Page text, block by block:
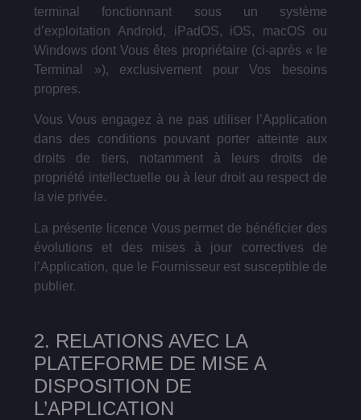
terminal fonctionnant sous un système
d’exploitation Android, iPadOS, iOS, macOS ou
Windows dont Vous êtes propriétaire (ci-après « le
Terminal »), exclusivement pour Vos besoins
propres.
Vous Vous engagez à ne pas utiliser l’Application
dans des conditions pouvant porter atteinte aux
droits de tiers, notamment à leurs droits de
propriété intellectuelle ou à leur droit au respect de
la vie privée.
La présente licence Vous permet de bénéficier des
évolutions et des mises à jour correctives de
l’Application, que le Fournisseur est susceptible de
publier.
2. RELATIONS AVEC LA
PLATEFORME DE MISE A
DISPOSITION DE
L’APPLICATION